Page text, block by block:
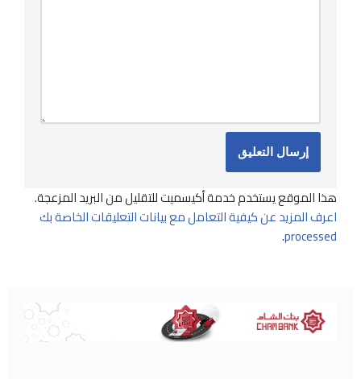
هذا الموقع يستخدم خدمة أكيسميت للتقليل من البريد المزعجة.
اعرف المزيد عن كيفية التعامل مع بيانات التعليقات الخاصة بك
processed
.